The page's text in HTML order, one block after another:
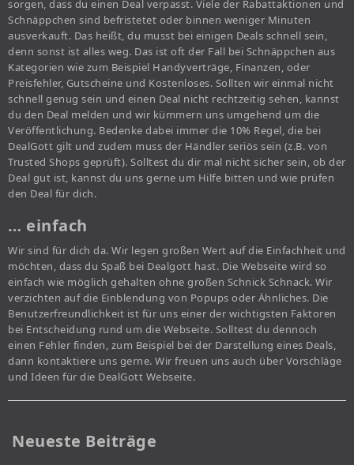
sorgen, dass du einen Deal verpasst. Viele der Rabattaktionen und
Schnäppchen sind befristetet oder binnen weniger Minuten
ausverkauft. Das heißt, du musst bei einigen Deals schnell sein,
denn sonst ist alles weg. Das ist oft der Fall bei Schnäppchen aus
Kategorien wie zum Beispiel Handyverträge, Finanzen, oder
Preisfehler, Gutscheine und Kostenloses. Sollten wir einmal nicht
schnell genug sein und einen Deal nicht rechtzeitig sehen, kannst
du den Deal melden und wir kümmern uns umgehend um die
Veröffentlichung. Bedenke dabei immer die 10% Regel, die bei
DealGott gilt und zudem muss der Händler seriös sein (z.B. von
Trusted Shops geprüft). Solltest du dir mal nicht sicher sein, ob der
Deal gut ist, kannst du uns gerne um Hilfe bitten und wie prüfen
den Deal für dich.
… einfach
Wir sind für dich da. Wir legen großen Wert auf die Einfachheit und
möchten, dass du Spaß bei Dealgott hast. Die Webseite wird so
einfach wie möglich gehalten ohne großen Schnick Schnack. Wir
verzichten auf die Einblendung von Popups oder Ähnliches. Die
Benutzerfreundlichkeit ist für uns einer der wichtigsten Faktoren
bei Entscheidung rund um die Webseite. Solltest du dennoch
einen Fehler finden, zum Beispiel bei der Darstellung eines Deals,
dann kontaktiere uns gerne. Wir freuen uns auch über Vorschläge
und Ideen für die DealGott Webseite.
Neueste Beiträge